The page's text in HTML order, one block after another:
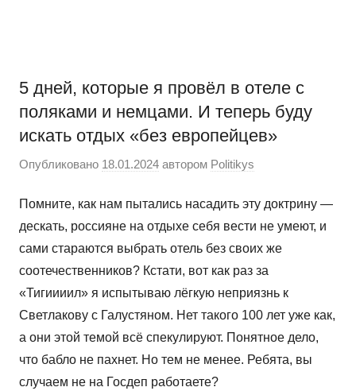
на
5 дней, которые я провёл в отеле с
поляками и немцами. И теперь буду
искать отдых «без европейцев»
Опубликовано 18.01.2024 автором Politikys
Помните, как нам пытались насадить эту доктрину —
дескать, россияне на отдыхе себя вести не умеют, и
сами стараются выбрать отель без своих же
соотечественников? Кстати, вот как раз за
«Тигиииил» я испытываю лёгкую неприязнь к
Светлакову с Галустяном. Нет такого 100 лет уже как,
а они этой темой всё спекулируют. Понятное дело,
что бабло не пахнет. Но тем не менее. Ребята, вы
случаем не на Госдеп работаете?